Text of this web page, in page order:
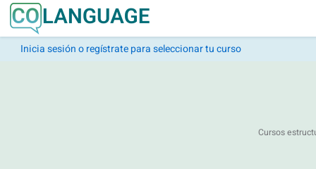
Inicia sesión o regístrate para seleccionar tu curso
Cursos